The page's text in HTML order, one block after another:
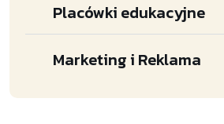
Placówki edukacyjne
Marketing i Reklama